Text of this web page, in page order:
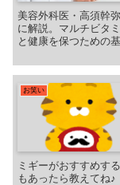
美容外科医・高須幹
に解説。マルチビタ
と健康を保つための
お笑い
ミギーがおすすめす
もあったら教えてね♪